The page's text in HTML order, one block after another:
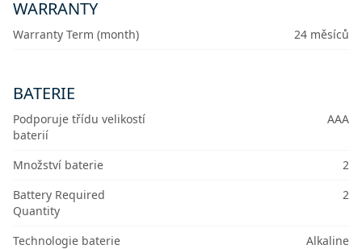
WARRANTY
Warranty Term (month) 24 měsíců
BATERIE
Podporuje třídu velikostí
baterií
AAA
Množství baterie
2
Battery Required
Quantity
2
Technologie baterie Alkaline